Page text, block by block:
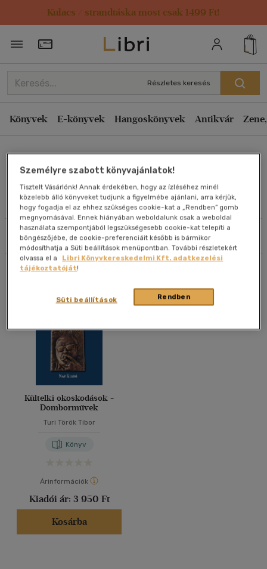
Kulacs / strandtáska most csak 1499 Ft!
Törzsvásárlói Kártya adatai
Részletes keresés
Könyvek E-könyvek Hangoskönyvek Antikvár
Turi Török Tibor
Művei
Szűrés Rendezés
Rendezés
Kiadás éve szerint csökkenő
Ár szerint csökkenő
Eladott darabszám szerint csökkenő
Eladott darabszám szerint növekvő
Cím szerint A-Z
Szerző szerint A-Z
Megjelenítés
20 db / oldal
Alkalmaz
Kültelki okoskodások -
Domborművek
Turi Török Tibor
Könyv
Árinformációk
Kiadói ár: 3 950 Ft
Kosárba
Személyre szabott könyvajánlatok!
Tisztelt Vásárlónk! Annak érdekében, hogy az ízléséhez minél
közelebb álló könyveket tudjunk a figyelmébe ajánlani, arra kérjük,
hogy fogadja el az ehhez szükséges cookie-kat a „Rendben” gomb
megnyomásával. Ennek hiányában weboldalunk csak a weboldal
használata szempontjából legszükségesebb cookie-kat telepíti a
böngészőjébe, de cookie-preferenciáit később is bármikor
módosíthatja a Süti beállítások menüpontban. További részletekért
olvassa el a
Libri Könyvkereskedelmi Kft. adatkezelési
tájékoztatóját!
Rendben
Süti beállítások